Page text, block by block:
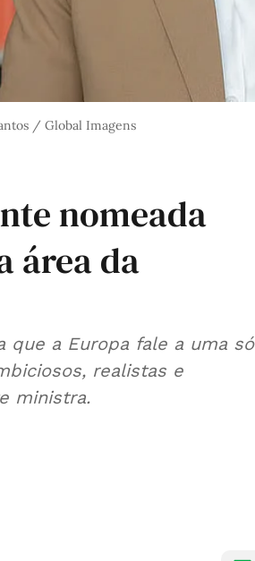
/ Global Imagens
nomeada
área da
que a Europa fale a uma só
realistas e
ministra.